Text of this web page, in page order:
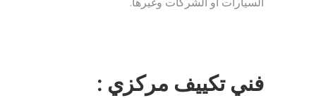
فني تكييف مركزي :